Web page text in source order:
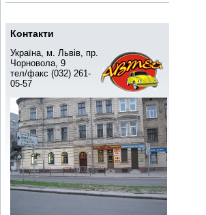
Контакти
Україна, м. Львів, пр.
Чорновола, 9
тел/факс (032) 261-
05-57